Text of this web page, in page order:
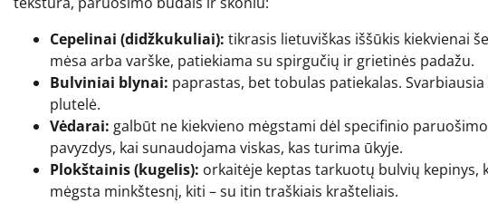
Cepelinai (didžkukuliai): tikrasis lietuviškas iššūkis kiekvienai
mėsa arba varške, patiekiama su spirgučių ir grietinės padažu.
Bulviniai blynai: paprastas, bet tobulas patiekalas.
plutelė.
Vėdarai: galbūt ne kiekvieno mėgstami dėl specifinio
pavyzdys, kai sunaudojama viskas, kas turima ūkyje.
Plokštainis (kugelis): orkaitėje keptas tarkuotų bulvių kepinys,
mėgsta minkštesnį, kiti – su itin traškiais krašteliais.